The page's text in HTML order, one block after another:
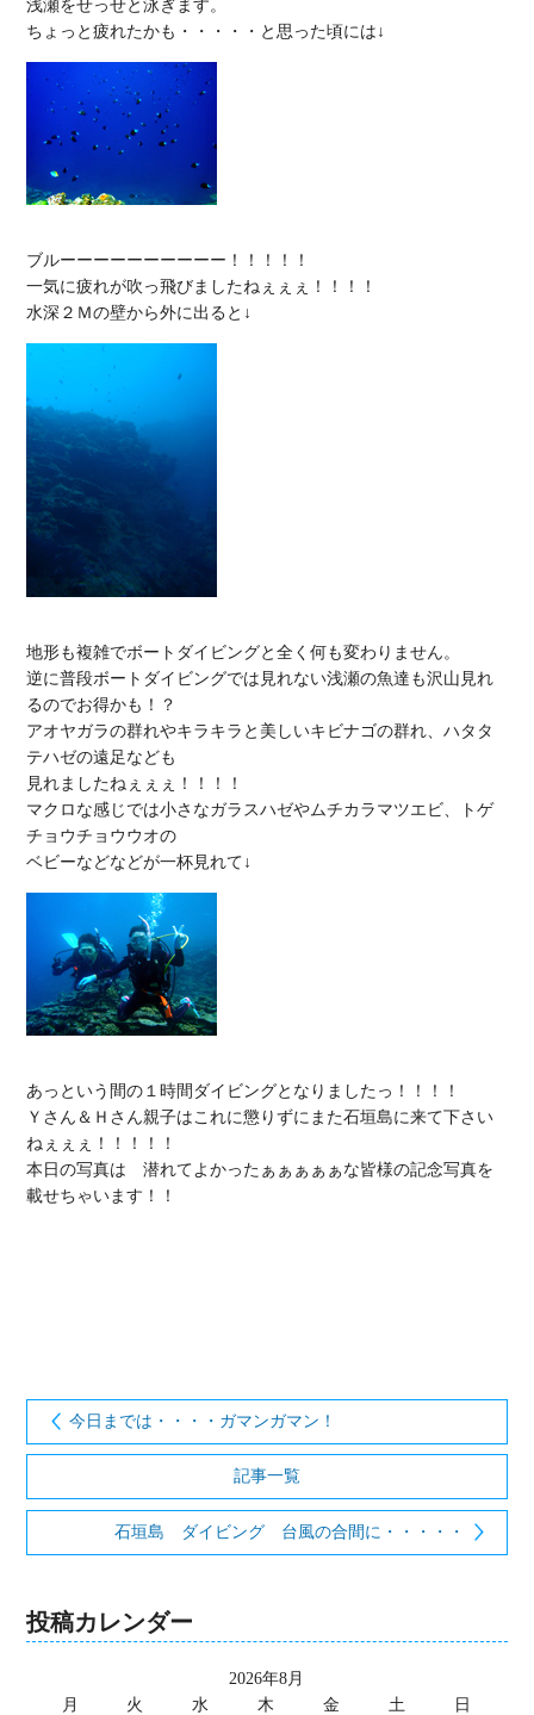
浅瀬をせっせと泳ぎます。
ブルーーーーーーーーーー！！！！！
一気に疲れが吹っ飛びましたねぇぇぇ！！！！
地形も複雑でボートダイビングと全く何も変わりません。
逆に普段ボートダイビングでは見れない浅瀬の魚達も沢山見れ
るのでお得かも！？
アオヤガラの群れやキラキラと美しいキビナゴの群れ、ハタタ
テハゼの遠足なども
見れましたねぇぇぇ！！！！
マクロな感じでは小さなガラスハゼやムチカラマツエビ、トゲ
チョウチョウウオの
あっという間の１時間ダイビングとなりましたっ！！！！
Ｙさん＆Ｈさん親子はこれに懲りずにまた石垣島に来て下さい
ねぇぇぇ！！！！！
本日の写真は　潜れてよかったぁぁぁぁぁな皆様の記念写真を
載せちゃいます！！
今日までは・・・・ガマンガマン！
記事一覧
石垣島 ダイビング 台風の合間に・・・・・
投稿カレンダー
2026年8月
月
火 水 木 金 土
日